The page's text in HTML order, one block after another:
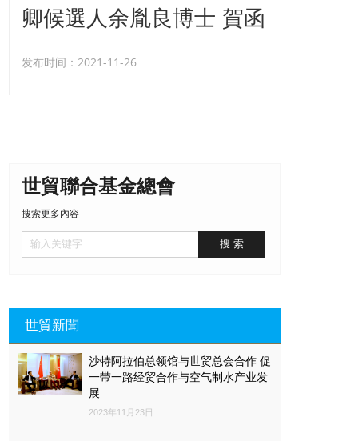
卿候選人余胤良博士 賀函
发布时间：2021-11-26
世貿聯合基金總會
搜索更多內容
世貿新聞
沙特阿拉伯总领馆与世贸总会合作 促
一带一路经贸合作与空气制水产业发
展
2023年11月23日